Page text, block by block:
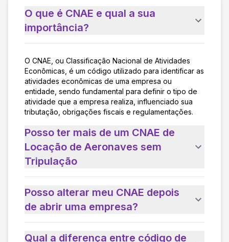
O que é CNAE e qual a sua
importância?
O CNAE, ou Classificação Nacional de Atividades
Econômicas, é um código utilizado para identificar as
atividades econômicas de uma empresa ou
entidade, sendo fundamental para definir o tipo de
atividade que a empresa realiza, influenciado sua
tributação, obrigações fiscais e regulamentações.
Posso ter mais de um CNAE de
Locação de Aeronaves sem
Tripulação
Posso alterar meu CNAE depois
de abrir uma empresa?
Qual a diferença entre código de